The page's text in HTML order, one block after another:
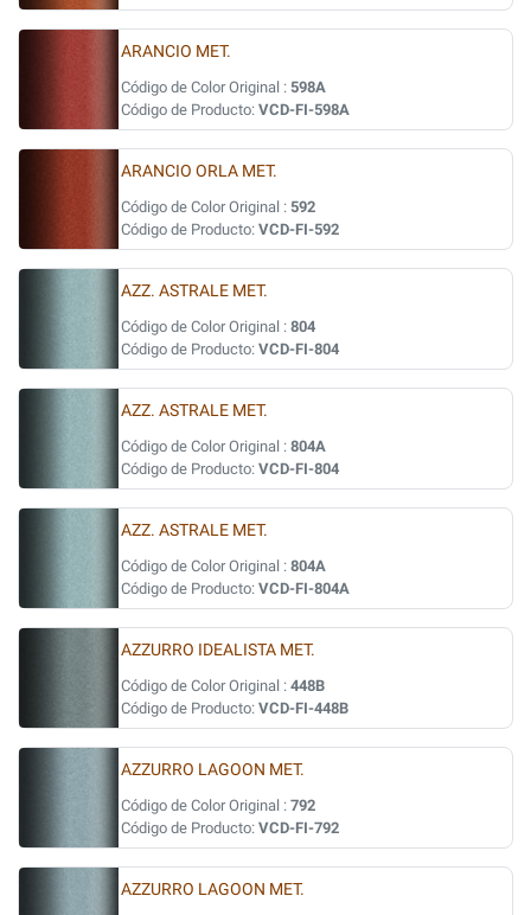
ARANCIO MET.
Código de Color Original : 598A
Código de Producto: VCD-FI-598A
ARANCIO ORLA MET.
Código de Color Original : 592
Código de Producto: VCD-FI-592
AZZ. ASTRALE MET.
Código de Color Original : 804
Código de Producto: VCD-FI-804
AZZ. ASTRALE MET.
Código de Color Original : 804A
Código de Producto: VCD-FI-804
AZZ. ASTRALE MET.
Código de Color Original : 804A
Código de Producto: VCD-FI-804A
AZZURRO IDEALISTA MET.
Código de Color Original : 448B
Código de Producto: VCD-FI-448B
AZZURRO LAGOON MET.
Código de Color Original : 792
Código de Producto: VCD-FI-792
AZZURRO LAGOON MET.